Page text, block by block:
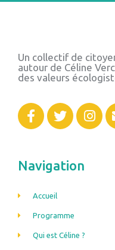
Un collectif de
autour de Céline
des valeurs
Navigation
Accueil
Programme
Qui est Céline ?